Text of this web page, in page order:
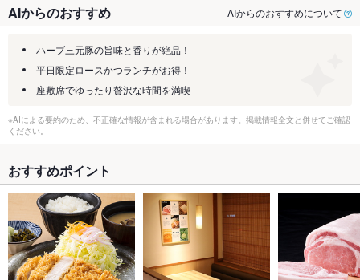
AIからのおすすめ AIからのおすすめについて
ハーブ三元豚の旨味と香りが絶品！
平日限定ロースかつランチがお得！
座敷席でゆったり贅沢な時間を満喫
※AIによる要約のため、不正確な情報が含まれる場合があります。掲載情報全文と併せてご確認
ください。
おすすめポイント